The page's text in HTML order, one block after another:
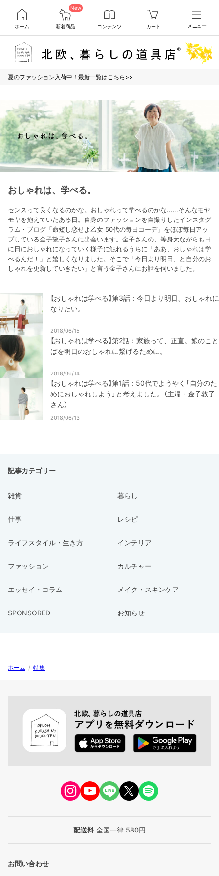
ホーム
New
新着商品 コンテンツ カート メニュー
夏のファッション入荷中！最新一覧はこちら>>
おしゃれは、学べる。
センスって良くなるのかな。おしゃれって学べるのかな......そんなモヤ
モヤを抱えていたある日。自身のファッションを自撮りしたインスタグ
ラム・ブログ「命短し恋せよ乙女 50代の毎日コーデ」をほぼ毎日アッ
プしている金子敦子さんに出会います。金子さんの、等身大ながらも日
に日におしゃれになっていく様子に触れるうちに「ああ、おしゃれは学
べるんだ！」と嬉しくなりました。そこで「今日より明日、と自分のお
しゃれを更新していきたい」と言う金子さんにお話を伺いました。
【おしゃれは学べる】第3話：今日より明日、おしゃれに
なりたい。
2018/06/15
【おしゃれは学べる】第2話：家族って、正直。娘のこと
ばを明日のおしゃれに繋げるために。
2018/06/14
【おしゃれは学べる】第1話：50代でようやく「自分のた
めにおしゃれしよう」と考えました。（主婦・金子敦子
さん）
2018/06/13
記事カテゴリー
雑貨 暮らし
仕事 レシピ
ライフスタイル・生き方 インテリア
ファッション カルチャー
エッセイ・コラム メイク・スキンケア
SPONSORED お知らせ
ホーム / 特集
配送料 全国一律 580円
お問い合わせ